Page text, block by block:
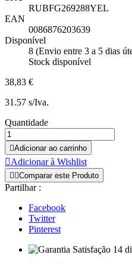
RUBFG269288YEL
EAN
0086876203639
Disponível
8 (Envio entre 3 a 5 dias
Stock disponível
38,83 €
31.57 s/Iva.
Quantidade
Adicionar ao carrinho
Adicionar à Wishlist
 Comparar este Produto
Partilhar :
Facebook
Twitter
Pinterest